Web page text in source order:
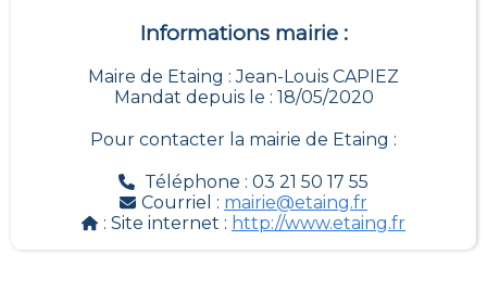
Informations mairie :
Maire de Etaing : Jean-Louis CAPIEZ
Mandat depuis le : 18/05/2020
Pour contacter la mairie de Etaing :
Téléphone : 03 21 50 17 55
Courriel : mairie@etaing.fr
: Site internet : http://www.etaing.fr